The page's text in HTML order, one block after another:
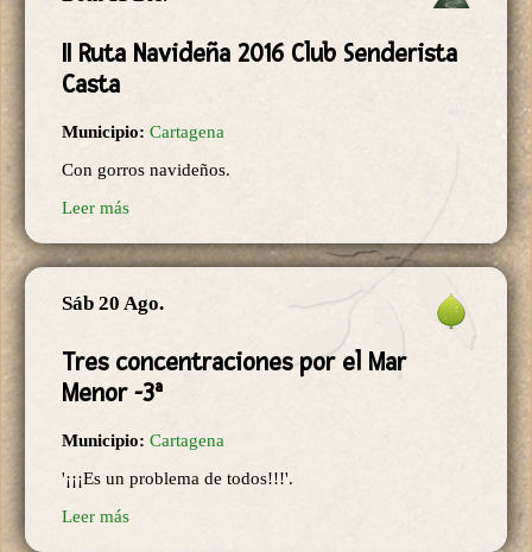
II Ruta Navideña 2016 Club Senderista
Casta
Municipio: Cartagena
Con gorros navideños.
Leer más
Sáb 20 Ago.
Tres concentraciones por el Mar
Menor -3ª
Municipio: Cartagena
'¡¡¡Es un problema de todos!!!'.
Leer más